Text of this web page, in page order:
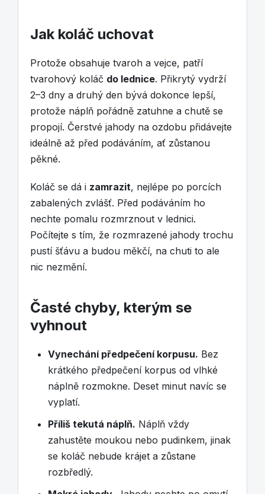
Jak koláč uchovat
Protože obsahuje tvaroh a vejce, patří
tvarohový koláč do lednice. Přikrytý vydrží
2–3 dny a druhý den bývá dokonce lepší,
protože náplň pořádně zatuhne a chutě se
propojí. Čerstvé jahody na ozdobu přidávejte
ideálně až před podáváním, ať zůstanou
pěkné.
Koláč se dá i zamrazit, nejlépe po porcích
zabalených zvlášť. Před podáváním ho
nechte pomalu rozmrznout v lednici.
Počítejte s tím, že rozmrazené jahody trochu
pustí šťávu a budou měkčí, na chuti to ale
nic nezmění.
Časté chyby, kterým se
vyhnout
Vynechání předpečení korpusu. Bez
krátkého předpečení korpus od vlhké
náplně rozmokne. Deset minut navíc se
vyplatí.
Příliš tekutá náplň. Náplň vždy
zahustěte moukou nebo pudinkem, jinak
se koláč nebude krájet a zůstane
rozbředlý.